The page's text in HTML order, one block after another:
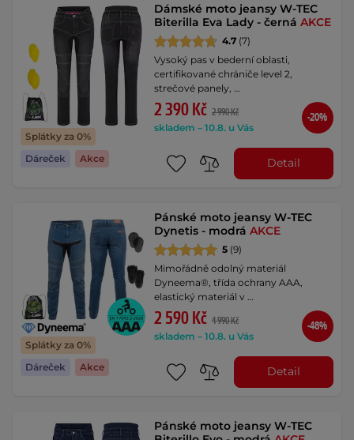
Splátky za 0%
Dáreček
Akce
Dámské moto jeansy W-TEC
Biterilla Eva Lady - černáAKCE
4.7 (7)
Vysoký pas v bederní oblasti,
certifikované chrániče level 2,
strečové panely, …
2 390 Kč 2 990 Kč
skladem – 10.8. u Vás
-20%
Detail
Splátky za 0%
Dáreček
Akce
Pánské moto jeansy W-TEC
Dynetis - modráAKCE
5 (9)
Mimořádně odolný materiál
Dyneema®, třída ochrany AAA,
elastický materiál v …
2 590 Kč 4 990 Kč
skladem – 10.8. u Vás
-48%
Detail
Pánské moto jeansy W-TEC